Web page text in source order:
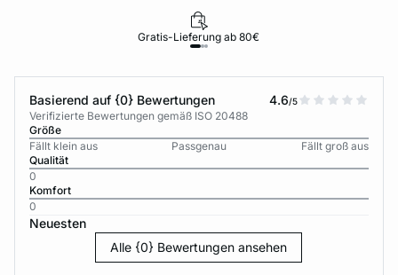
Gratis-Lieferung ab 80€
Basierend auf {0} Bewertungen 4.6/5
Verifizierte Bewertungen gemäß ISO 20488
Größe
Fällt klein aus
Passgenau
Fällt groß aus
Qualität
0
Komfort
0
Neuesten
Alle {0} Bewertungen ansehen